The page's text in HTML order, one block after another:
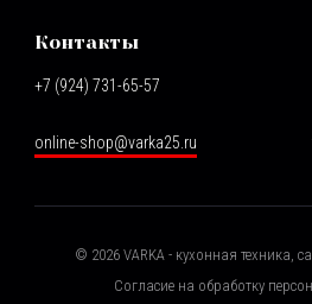
Контакты
+7 (924) 731-65-57
online-shop@varka25.ru
© 2026VARKA - кухонная техника,
Согласие на обработку